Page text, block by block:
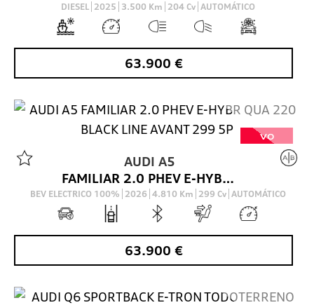
DIESEL 2025 3.500 Km 204 Cv AUTOMÁTICO
63.900 €
VO
AUDI A5
FAMILIAR 2.0 PHEV E-HYBR QUA 220 BLACK LINE AVANT 299 5P
BEV ELECTRICO 100% 2026 4.810 Km 299 Cv AUTOMÁTICO
63.900 €